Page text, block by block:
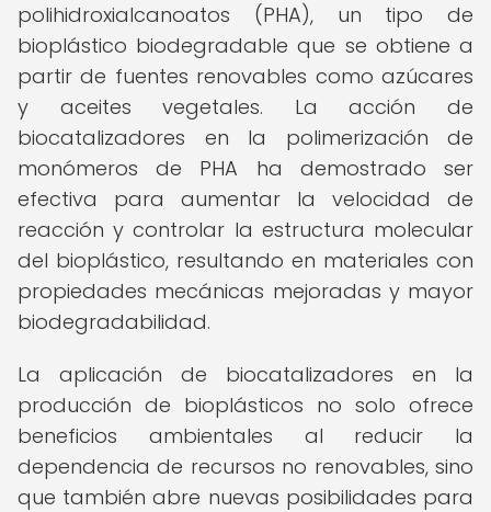
polihidroxialcanoatos (PHA), un tipo de
bioplástico biodegradable que se obtiene a
partir de fuentes renovables como azúcares
y aceites vegetales. La acción de
biocatalizadores en la polimerización de
monómeros de PHA ha demostrado ser
efectiva para aumentar la velocidad de
reacción y controlar la estructura molecular
del bioplástico, resultando en materiales con
propiedades mecánicas mejoradas y mayor
biodegradabilidad.
La aplicación de biocatalizadores en la
producción de bioplásticos no solo ofrece
beneficios ambientales al reducir la
dependencia de recursos no renovables, sino
que también abre nuevas posibilidades para